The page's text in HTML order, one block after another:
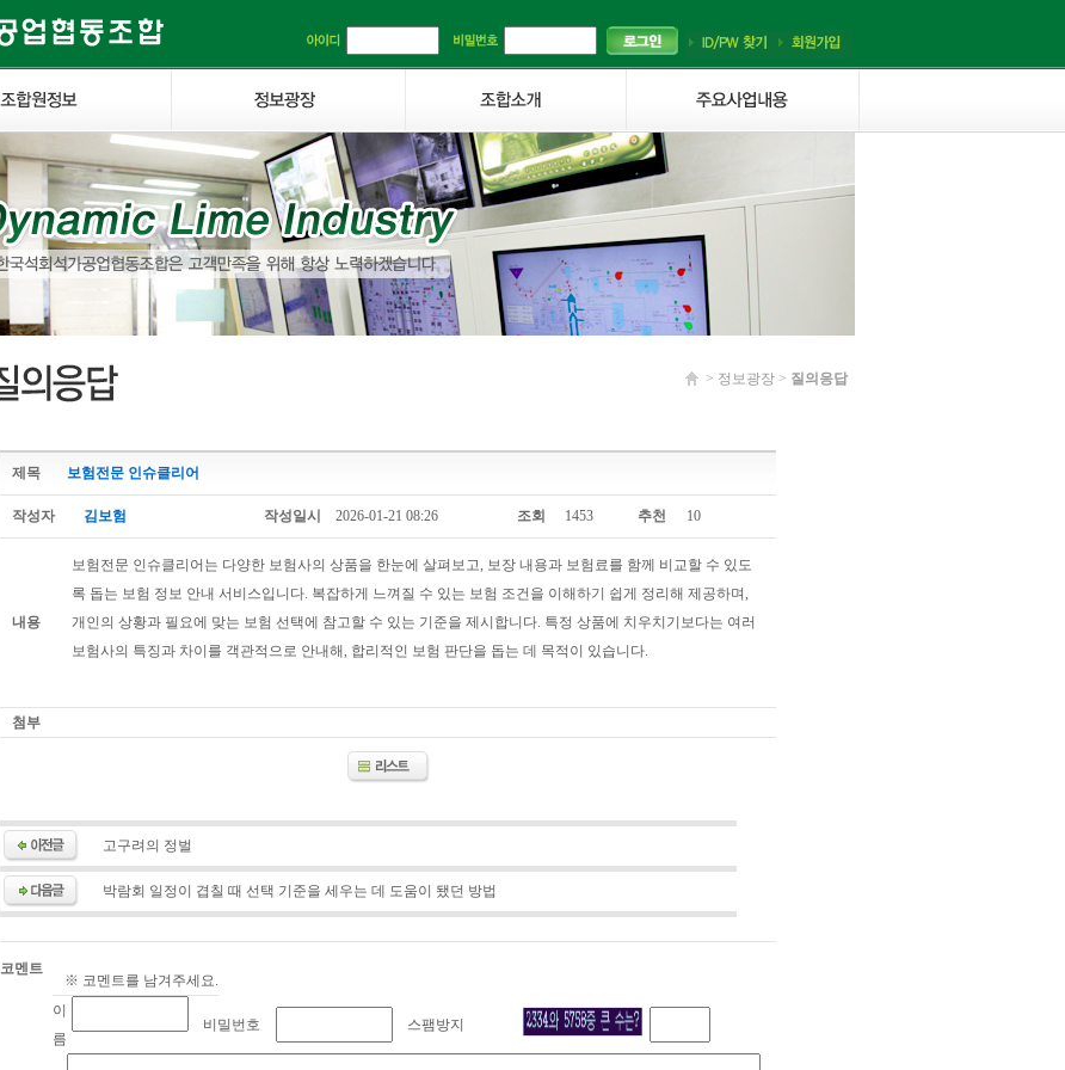
> 정보광장 > 질의응답
제목 보험전문 인슈클리어
작성자 김보험 작성일시 2026-01-21 08:26 조회 1453 추천 10
내용
보험전문 인슈클리어는 다양한 보험사의 상품을 한눈에 살펴보고, 보장 내용과 보험료를 함께 비교할 수 있도
록 돕는 보험 정보 안내 서비스입니다. 복잡하게 느껴질 수 있는 보험 조건을 이해하기 쉽게 정리해 제공하며,
개인의 상황과 필요에 맞는 보험 선택에 참고할 수 있는 기준을 제시합니다. 특정 상품에 치우치기보다는 여러
보험사의 특징과 차이를 객관적으로 안내해, 합리적인 보험 판단을 돕는 데 목적이 있습니다.
태
아
비
사
이
트
내
험
첨부
고구려의 정벌
박람회 일정이 겹칠 때 선택 기준을 세우는 데 도움이 됐던 방법
코멘트
※ 코멘트를 남겨주세요.
이
름
비밀번호 스팸방지